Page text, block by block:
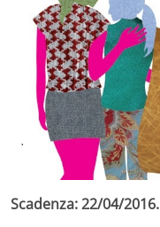
Scadenza: 22/04/2016.